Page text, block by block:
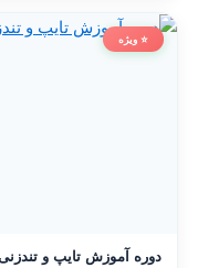
⭐ ویژه
دوره آموزش تایپ و تندزنی